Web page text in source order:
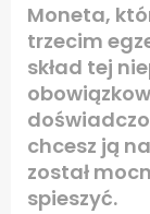
Moneta,
trzecim
skład tej
chcesz ją
został
spieszyć.